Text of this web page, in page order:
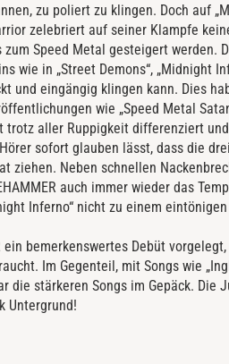
zu poliert zu klingen. Doch auf
zelebriert auf seiner Klampfe
Speed Metal gesteigert werden.
wie in „Street Demons“, „Midnight
eingängig klingen kann. Dies
wie „Speed Metal
trotz aller Ruppigkeit differenziert
sofort glauben lässt, dass die
ziehen. Neben schnellen
auch immer wieder das
Inferno“ nicht zu einem
ein bemerkenswertes Debüt
Im Gegenteil, mit Songs wie
die stärkeren Songs im Gepäck. Die
Untergrund!